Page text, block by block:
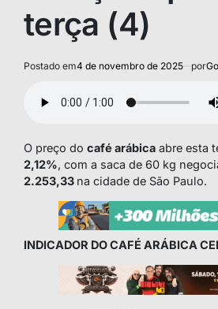
terça (4)
Postado em4 de novembro de 2025 por
O preço do café arábica abre esta
2,12%, com a saca de 60 kg
2.253,33 na cidade de São Paulo.
INDICADOR DO CAFÉ ARÁBICA